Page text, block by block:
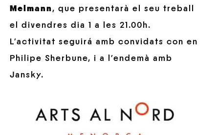
Melmann , que presentarà el seu treball
el divendres dia 1 a les 21.00h.
L’activitat seguirá amb convidats con en
Philipe Sherbune, i a l’endemà amb
Jansky.